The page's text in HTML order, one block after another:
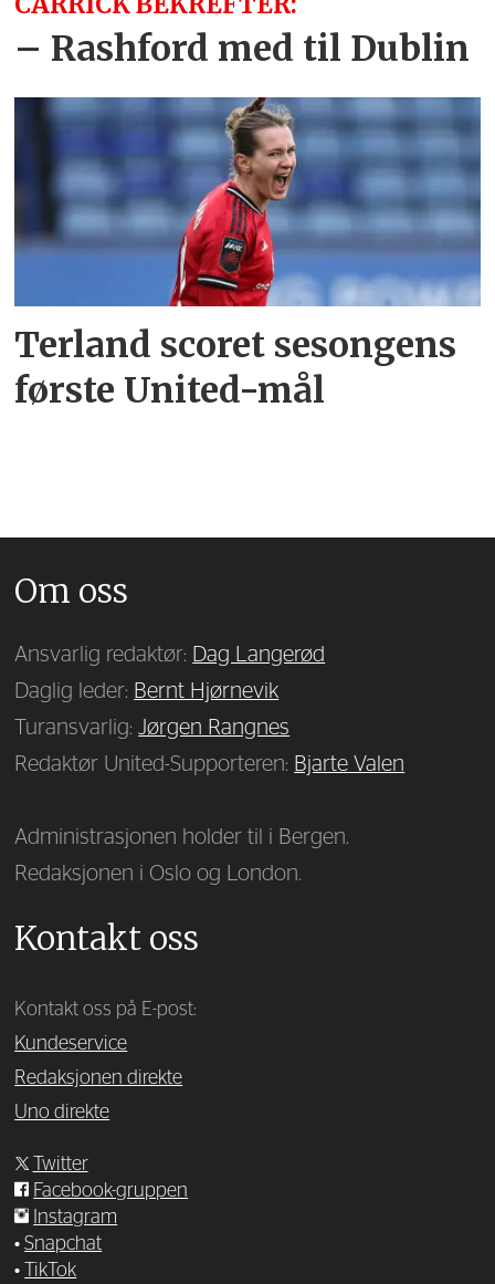
– Rashford med til Dublin
Terland scoret sesongens
første United-mål
Om oss
Ansvarlig redaktør: Dag Langerød
Daglig leder: Bernt Hjørnevik
Turansvarlig:Jørgen Rangnes
Redaktør United-Supporteren: Bjarte Valen
Administrasjonen holder til i Bergen.
Redaksjonen i Oslo og London.
Kontakt oss
Kontakt oss på E-post:
Kundeservice
Redaksjonen direkte
Uno direkte
Twitter
Facebook-gruppen
Instagram
•Snapchat
•
TikTok